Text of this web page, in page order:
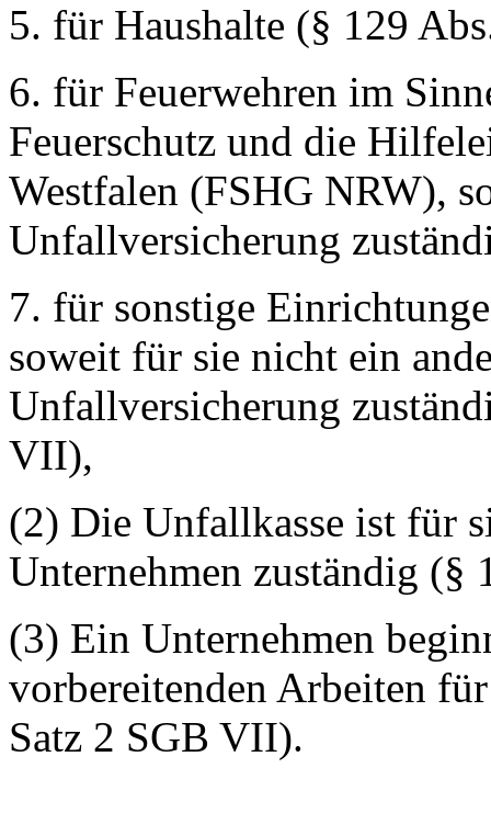
5. für Haushalte (§ 129
6. für Feuerwehren im
Feuerschutz und die
Westfalen (FSHG NRW),
Unfallversicherung
7. für sonstige
soweit für sie nicht ein
Unfallversicherung
VII),
(2) Die Unfallkasse ist für
Unternehmen zuständig (§
(3) Ein Unternehmen
vorbereitenden Arbeiten
Satz 2 SGB VII).